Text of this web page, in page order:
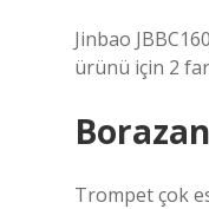
Jinbao
ürünü için 2
Trompet çok